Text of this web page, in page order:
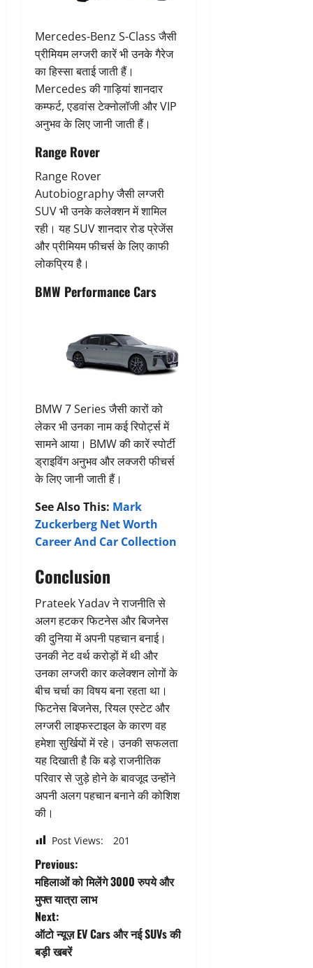
Mercedes-Benz S-Class जैसी
प्रीमियम लग्जरी कारें भी उनके गैरेज
का हिस्सा बताई जाती हैं।
Mercedes की गाड़ियां शानदार
कम्फर्ट, एडवांस टेक्नोलॉजी और VIP
अनुभव के लिए जानी जाती हैं।
Range Rover
Range Rover
Autobiography जैसी लग्जरी
SUV भी उनके कलेक्शन में शामिल
रही। यह SUV शानदार रोड प्रेजेंस
और प्रीमियम फीचर्स के लिए काफी
लोकप्रिय है।
BMW Performance Cars
BMW 7 Series जैसी कारों को
लेकर भी उनका नाम कई रिपोर्ट्स में
सामने आया। BMW की कारें स्पोर्टी
ड्राइविंग अनुभव और लक्जरी फीचर्स
के लिए जानी जाती हैं।
See Also This: Mark
Zuckerberg Net Worth
Career And Car Collection
Conclusion
Prateek Yadav ने राजनीति से
अलग हटकर फिटनेस और बिजनेस
की दुनिया में अपनी पहचान बनाई।
उनकी नेट वर्थ करोड़ों में थी और
उनका लग्जरी कार कलेक्शन लोगों के
बीच चर्चा का विषय बना रहता था।
फिटनेस बिजनेस, रियल एस्टेट और
लग्जरी लाइफस्टाइल के कारण वह
हमेशा सुर्खियों में रहे। उनकी सफलता
यह दिखाती है कि बड़े राजनीतिक
परिवार से जुड़े होने के बावजूद उन्होंने
अपनी अलग पहचान बनाने की कोशिश
की।
Post Views: 201
P
o
s
t
Previous:
महिलाओं को मिलेंगे 3000 रुपये और
मुफ्त यात्रा लाभ
Next:
ऑटो न्यूज़ EV Cars और नई SUVs की
बड़ी खबरें